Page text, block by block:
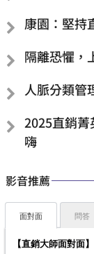
康園：堅持
隔離恐懼，
人脈分類管
2025直銷菁英共學營 獎勵
嗨
影音推薦
面對面
【直銷大師面對面
問答